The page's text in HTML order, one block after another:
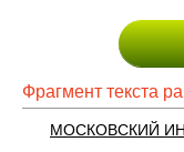
Фрагмент текста
МОСКОВСКИЙ